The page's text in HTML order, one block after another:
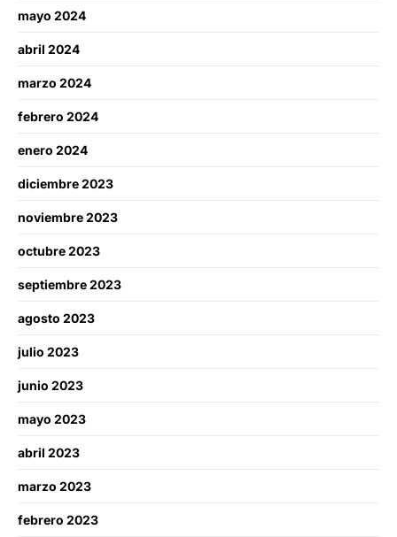
mayo 2024
abril 2024
marzo 2024
febrero 2024
enero 2024
diciembre 2023
noviembre 2023
octubre 2023
septiembre 2023
agosto 2023
julio 2023
junio 2023
mayo 2023
abril 2023
marzo 2023
febrero 2023